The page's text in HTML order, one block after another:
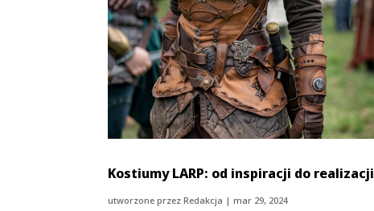
Kostiumy LARP: od inspiracji do realizacji
utworzone przezRedakcja |mar 29, 2024